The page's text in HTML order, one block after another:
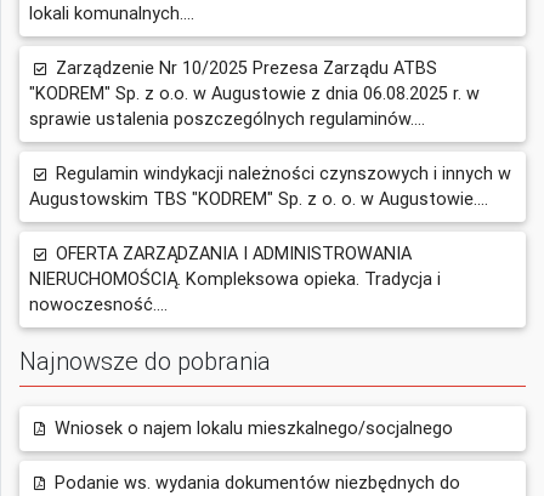
lokali komunalnych....
Zarządzenie Nr 10/2025 Prezesa Zarządu ATBS
"KODREM" Sp. z o.o. w Augustowie z dnia 06.08.2025 r. w
sprawie ustalenia poszczególnych regulaminów....
Regulamin windykacji należności czynszowych i innych w
Augustowskim TBS "KODREM" Sp. z o. o. w Augustowie....
OFERTA ZARZĄDZANIA I ADMINISTROWANIA
NIERUCHOMOŚCIĄ. Kompleksowa opieka. Tradycja i
nowoczesność....
Najnowsze do pobrania
Wniosek o najem lokalu mieszkalnego/socjalnego
Podanie ws. wydania dokumentów niezbędnych do